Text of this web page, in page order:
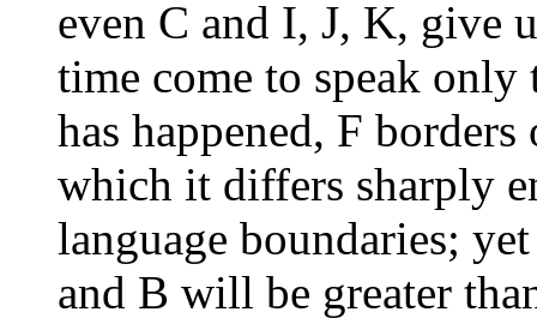
even C and I, J, K, give
time come to speak
has happened, F
which it differs sharply
language boundaries;
and B will be greater